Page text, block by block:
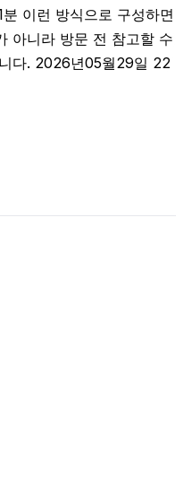
이런 방식으로 구성하면
아니라 방문 전 참고할 수
다. 2026년05월29일 22